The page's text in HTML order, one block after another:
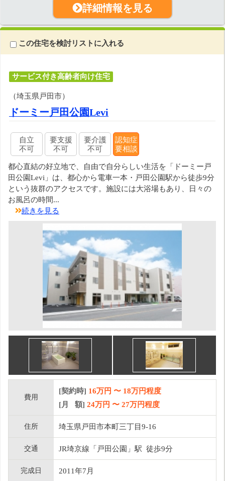
詳細情報を見る
この住宅を検討リストに入れる
サービス付き高齢者向け住宅
（埼玉県戸田市）
ドーミー戸田公園Levi
自立
不可
要支援
不可
要介護
不可
認知症
要相談
都心直結の好立地で、自由で自分らしい生活を「ドーミー戸
田公園Levi」は、都心から電車一本・戸田公園駅から徒歩9分
という抜群のアクセスです。施設には大浴場もあり、日々の
お風呂の時間...
続きを見る
費用
[契約時] 16万円 〜 18万円程度
[月 額] 24万円 〜 27万円程度
住所 埼玉県戸田市本町三丁目9-16
交通 JR埼京線「戸田公園」駅 徒歩9分
完成日 2011年7月